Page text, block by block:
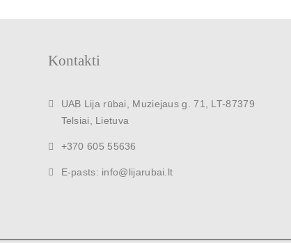
Kontakti
UAB Lija rūbai, Muziejaus g. 71, LT-87379
Telsiai, Lietuva
+370 605 55636
E-pasts: info@lijarubai.lt